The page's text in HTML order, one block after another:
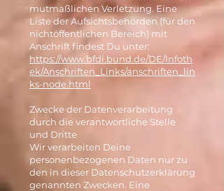
mutmaßlichen Verletzung. Eine
Liste der Aufsichtsbehörden (für den
nichtöffentlichen Bereich) mit
Anschrift findest Du unter:
https://www.bfdi.bund.de/DE/Infoth
ek/Anschriften_Links/anschriften_lin
ks-node.html
Zwecke der Datenverarbeitung
durch die verantwortliche Stelle
und Dritte
Wir verarbeiten Deine
personenbezogenen Daten nur zu
den in dieser Datenschutzerklärung
genannten Zwecken. Eine